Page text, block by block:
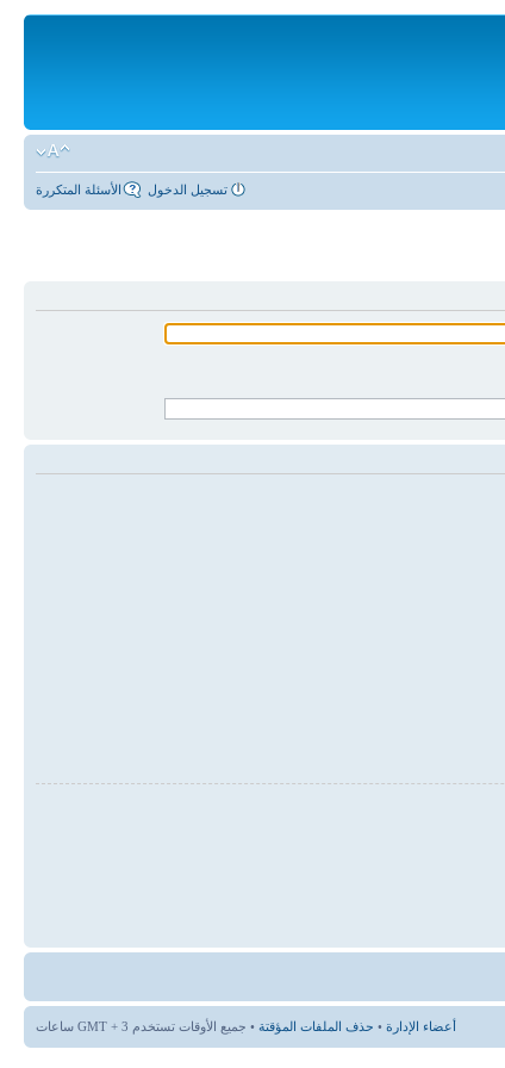
الأسئلة المتكررة تسجيل الدخول
أعضاء الإدارة • حذف الملفات المؤقتة • جميع الأوقات تستخدم GMT + 3 ساعات